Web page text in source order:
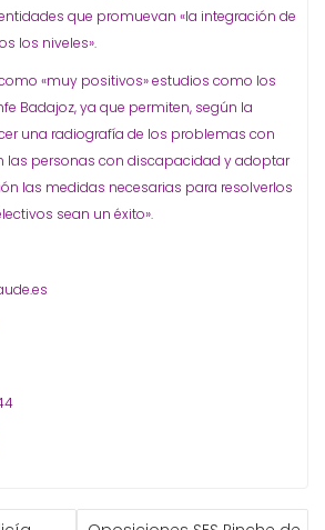
que promuevan «la integración de
los niveles».
«muy positivos» estudios como los
Badajoz, ya que permiten, según la
una radiografía de los problemas con
las personas con discapacidad y adoptar
las medidas necesarias para resolverlos
sean un éxito».